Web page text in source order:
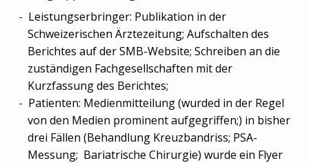
Leistungserbringer: Publikation in der
Schweizerischen Ärztezeitung; Aufschalten des
Berichtes auf der SMB-Website; Schreiben an die
zuständigen Fachgesellschaften mit der
Kurzfassung des Berichtes;
Patienten: Medienmitteilung (wurded in der Regel
von den Medien prominent aufgegriffen;) in bisher
drei Fällen (Behandlung Kreuzbandriss; PSA-
Messung; Bariatrische Chirurgie) wurde ein Flyer